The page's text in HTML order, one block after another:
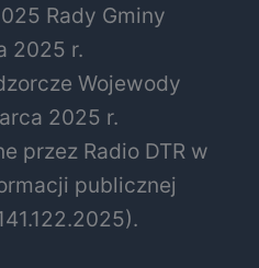
Rady Gminy
2025 r.
Wojewody
2025 r.
przez Radio DTR w
publicznej